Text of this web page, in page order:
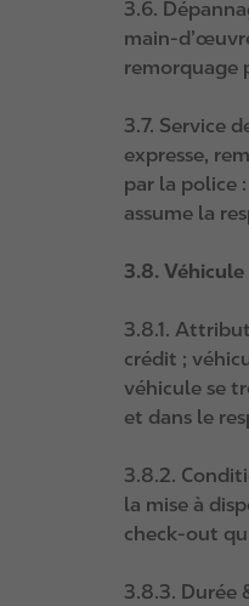
3.6.
remorquage
3.7. Service
expresse,
par la police
assume la
3.8.
3.8.1.
crédit ;
véhicule se
et dans le
3.8.2.
la mise à
check‑out
3.8.3. Durée